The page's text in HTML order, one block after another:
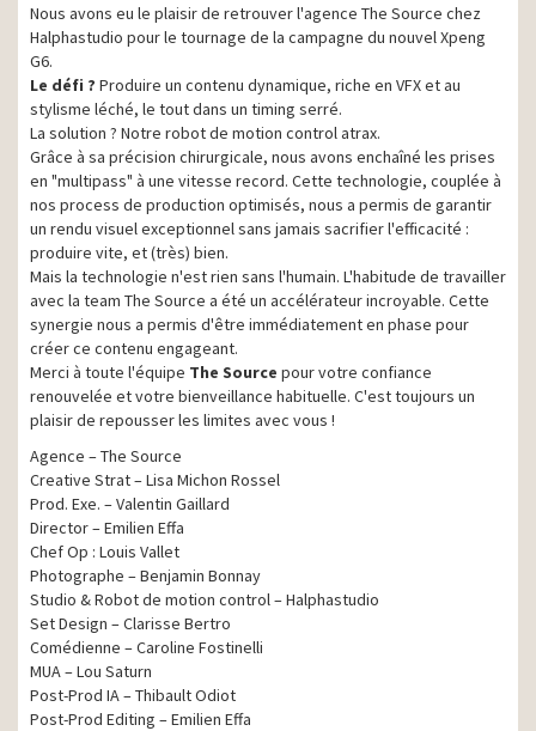
Nous avons eu le plaisir de retrouver l'agence The Source chez
Halphastudio pour le tournage de la campagne du nouvel Xpeng
G6.
Le défi ? Produire un contenu dynamique, riche en VFX et au
stylisme léché, le tout dans un timing serré.
La solution ? Notre robot de motion control atrax.
Grâce à sa précision chirurgicale, nous avons enchaîné les prises
en "multipass" à une vitesse record. Cette technologie, couplée à
nos process de production optimisés, nous a permis de garantir
un rendu visuel exceptionnel sans jamais sacrifier l'efficacité :
produire vite, et (très) bien.
Mais la technologie n'est rien sans l'humain. L'habitude de travailler
avec la team The Source a été un accélérateur incroyable. Cette
synergie nous a permis d'être immédiatement en phase pour
créer ce contenu engageant.
Merci à toute l'équipe The Source pour votre confiance
renouvelée et votre bienveillance habituelle. C'est toujours un
plaisir de repousser les limites avec vous !
Agence – The Source
Creative Strat – Lisa Michon Rossel
Prod. Exe. – Valentin Gaillard
Director – Emilien Effa
Chef Op : Louis Vallet
Photographe – Benjamin Bonnay
Studio & Robot de motion control – Halphastudio
Set Design – Clarisse Bertro
Comédienne – Caroline Fostinelli
MUA – Lou Saturn
Post-Prod IA – Thibault Odiot
Post-Prod Editing – Emilien Effa